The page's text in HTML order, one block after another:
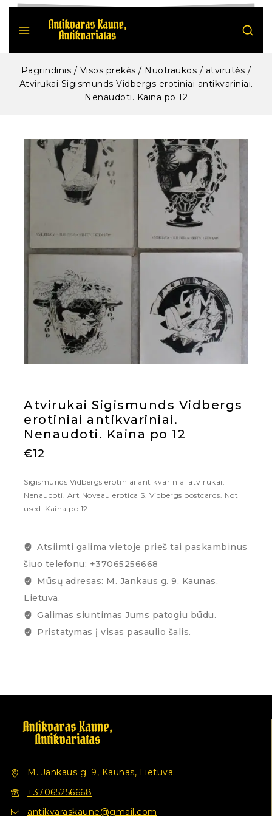
Pagrindinis / Visos prekės / Nuotraukos / atvirutės /
Atvirukai Sigismunds Vidbergs erotiniai antikvariniai.
Nenaudoti. Kaina po 12
Atvirukai Sigismunds Vidbergs
erotiniai antikvariniai.
Nenaudoti. Kaina po 12
€12
Sigismunds Vidbergs erotiniai antikvariniai atvirukai.
Nenaudoti. Art Noveau erotica S. Vidbergs postcards. Not
used. Kaina po 12
Atsiimti galima vietoje prieš tai paskambinus
šiuo telefonu: +37065256668
Mūsų adresas: M. Jankaus g. 9, Kaunas,
Lietuva.
Galimas siuntimas Jums patogiu būdu.
Pristatymas į visas pasaulio šalis.
M. Jankaus g. 9, Kaunas, Lietuva.
+37065256668
antikvaraskaune@gmail.com